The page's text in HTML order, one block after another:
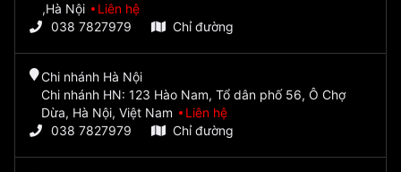
,Hà Nội
Liên hệ
038 7827979
Chỉ đường
Chi nhánh Hà Nội
Chi nhánh HN: 123 Hào Nam, Tổ dân phố 56, Ô Chợ
Dừa, Hà Nội, Việt Nam
Liên hệ
038 7827979
Chỉ đường